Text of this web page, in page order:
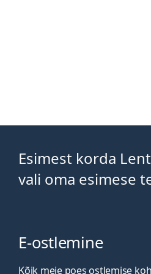
Esimest korda
vali oma esimese
E-ostlemine
Kõik meie poes ostlemise